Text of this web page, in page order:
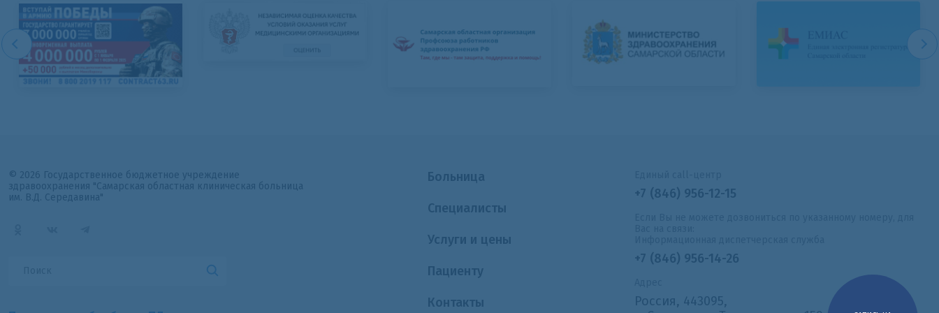
© 2026 Государственное бюджетное учреждение
здравоохранения "Самарская областная клиническая больница
им. В.Д. Середавина"
Больница
Специалисты
Услуги и цены
Пациенту
Контакты
+7 (846) 956-12-15
+7 (846) 956-14-26
Россия, 443095,